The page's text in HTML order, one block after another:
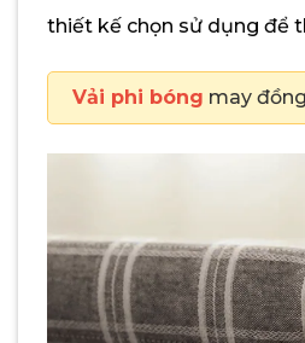
thiết kế chọn sử dụng để
Vải phi bóng may